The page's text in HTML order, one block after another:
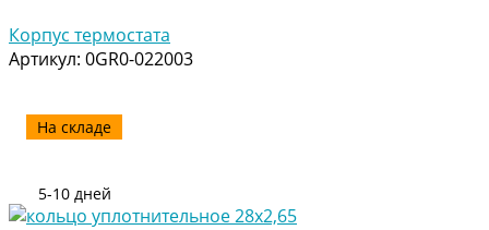
Корпус термостата
Артикул: 0GR0-022003
На складе
5-10 дней